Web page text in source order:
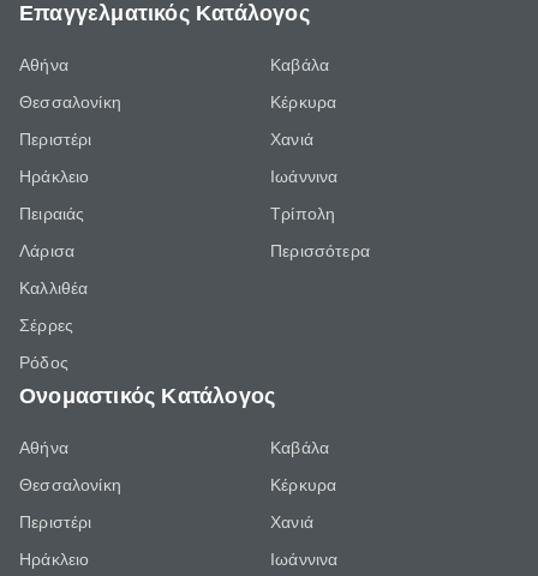
Επαγγελματικός Κατάλογος
Αθήνα
Θεσσαλονίκη
Περιστέρι
Ηράκλειο
Πειραιάς
Λάρισα
Καλλιθέα
Σέρρες
Ρόδος
Καβάλα
Κέρκυρα
Χανιά
Ιωάννινα
Τρίπολη
Περισσότερα
Ονομαστικός Κατάλογος
Αθήνα
Θεσσαλονίκη
Περιστέρι
Ηράκλειο
Καβάλα
Κέρκυρα
Χανιά
Ιωάννινα